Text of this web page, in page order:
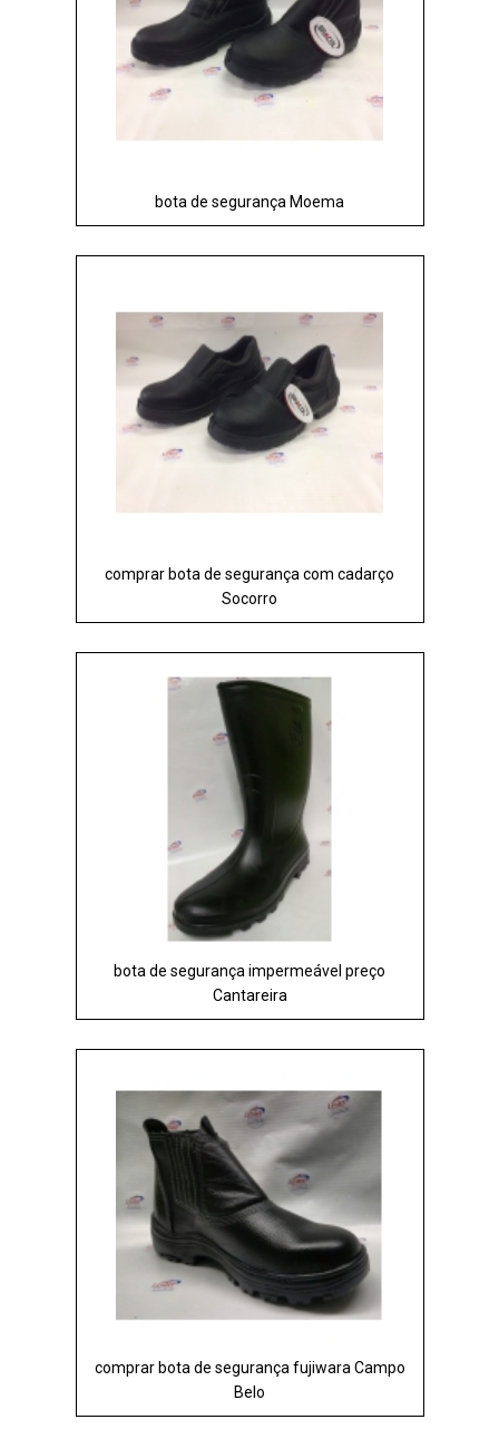
bota de segurança Moema
comprar bota de segurança com cadarço
Socorro
bota de segurança impermeável preço
Cantareira
comprar bota de segurança fujiwara Campo
Belo